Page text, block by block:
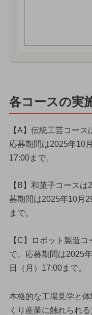
各コースの実
【A】伝統工芸コー
応募期間は2025年10
17:00まで。
【B】和菓子コース
募期間は2025年10月
まで。
【C】ロボット製造
で、応募期間は2025
日（月）17:00まで。
本格的な工場見学と
くり産業に触れられ